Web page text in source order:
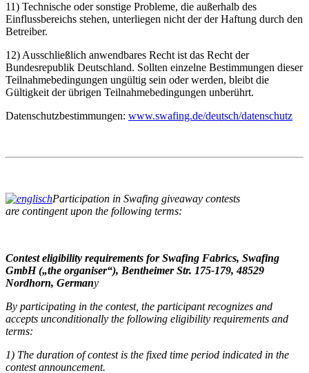
11) Technische oder sonstige Probleme, die außerhalb des
Einflussbereichs stehen, unterliegen nicht der der Haftung durch den
Betreiber.
12) Ausschließlich anwendbares Recht ist das Recht der
Bundesrepublik Deutschland. Sollten einzelne Bestimmungen dieser
Teilnahmebedingungen ungültig sein oder werden, bleibt die
Gültigkeit der übrigen Teilnahmebedingungen unberührt.
Datenschutzbestimmungen: www.swafing.de/deutsch/datenschutz
Participation in Swafing giveaway contests
are contingent upon the following terms:
Contest eligibility requirements for Swafing Fabrics, Swafing
GmbH („the organiser“), Bentheimer Str. 175-179, 48529
Nordhorn, Germany
By participating in the contest, the participant recognizes and
accepts unconditionally the following eligibility requirements and
terms:
1) The duration of contest is the fixed time period indicated in the
contest announcement.